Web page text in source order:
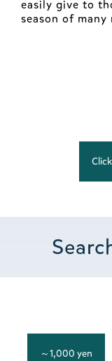
easily give to
season of
～1,000 yen